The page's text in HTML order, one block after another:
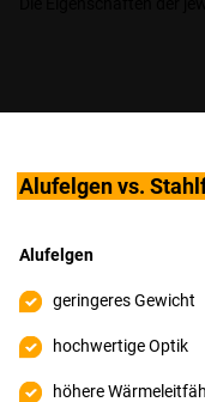
Alufelgen vs.
Alufelgen
geringeres Gewicht
hochwertige Optik
höhere